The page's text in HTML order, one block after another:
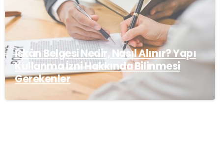
İskân Belgesi Nedir, Nasıl Alınır? Yapı
Kullanma İzni Hakkında Bilinmesi
Gerekenler